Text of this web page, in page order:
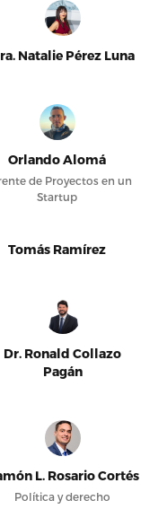
Natalie Pérez Luna
Orlando Alomá
de Proyectos en un
Startup
Tomás Ramírez
Dr. Ronald Collazo
Pagán
L. Rosario Cortés
Política y derecho